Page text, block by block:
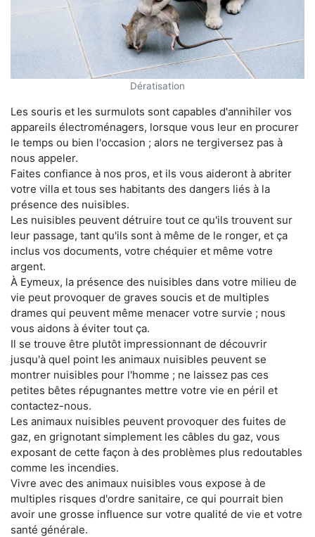
Dératisation
Les souris et les surmulots sont capables d'annihiler vos
appareils électroménagers, lorsque vous leur en procurer
le temps ou bien l'occasion ; alors ne tergiversez pas à
nous appeler.
Faites confiance à nos pros, et ils vous aideront à abriter
votre villa et tous ses habitants des dangers liés à la
présence des nuisibles.
Les nuisibles peuvent détruire tout ce qu'ils trouvent sur
leur passage, tant qu'ils sont à même de le ronger, et ça
inclus vos documents, votre chéquier et même votre
argent.
À Eymeux, la présence des nuisibles dans votre milieu de
vie peut provoquer de graves soucis et de multiples
drames qui peuvent même menacer votre survie ; nous
vous aidons à éviter tout ça.
Il se trouve être plutôt impressionnant de découvrir
jusqu'à quel point les animaux nuisibles peuvent se
montrer nuisibles pour l'homme ; ne laissez pas ces
petites bêtes répugnantes mettre votre vie en péril et
contactez-nous.
Les animaux nuisibles peuvent provoquer des fuites de
gaz, en grignotant simplement les câbles du gaz, vous
exposant de cette façon à des problèmes plus redoutables
comme les incendies.
Vivre avec des animaux nuisibles vous expose à de
multiples risques d'ordre sanitaire, ce qui pourrait bien
avoir une grosse influence sur votre qualité de vie et votre
santé générale.